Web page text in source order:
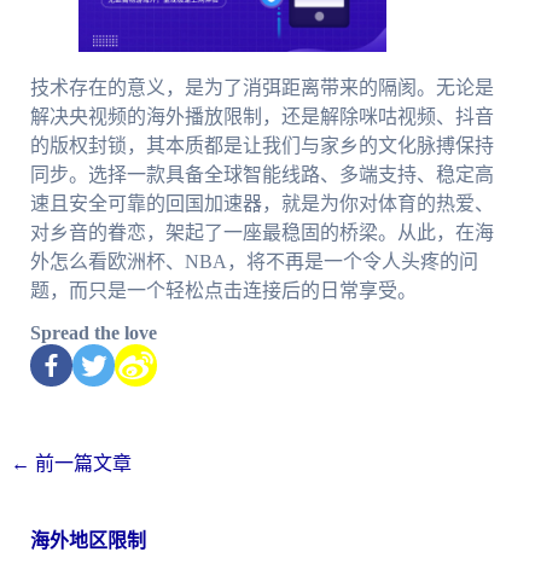
技术存在的意义，是为了消弭距离带来的隔阂。无论是
解决央视频的海外播放限制，还是解除咪咕视频、抖音
的版权封锁，其本质都是让我们与家乡的文化脉搏保持
同步。选择一款具备全球智能线路、多端支持、稳定高
速且安全可靠的回国加速器，就是为你对体育的热爱、
对乡音的眷恋，架起了一座最稳固的桥梁。从此，在海
外怎么看欧洲杯、NBA，将不再是一个令人头疼的问
题，而只是一个轻松点击连接后的日常享受。
Spread the love
← 前一篇文章
海外地区限制